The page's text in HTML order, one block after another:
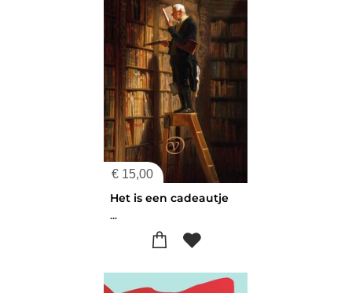
€ 15,00
Het is een cadeautje
...